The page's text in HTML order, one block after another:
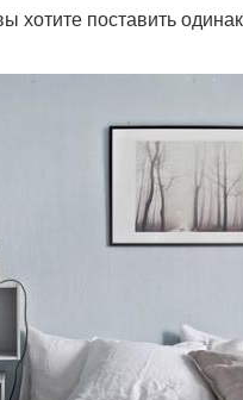
поставить